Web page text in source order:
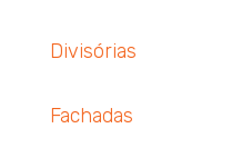
Divisórias
Fachadas